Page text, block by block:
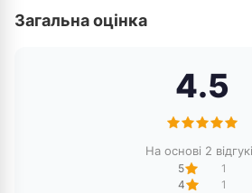
Загальна оцінка
4.5
На основі 2
5
1
4
1